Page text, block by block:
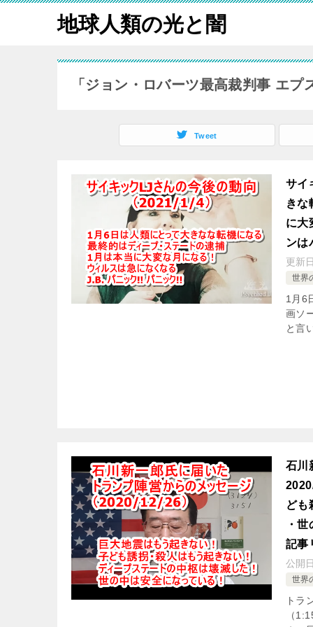
地球人類の光と闇
「ジョン・ロバーツ最高裁判事 エプ
Tweet
サイ
きな
に大
ンは
更新
世界
1月6
画ソ
と言
石川
ども
・
記事
公開
世界
トラ
（